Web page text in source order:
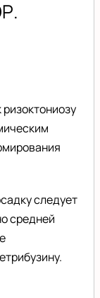
следует
средней